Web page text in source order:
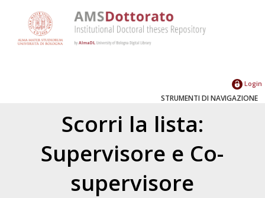
Login
STRUMENTI DI NAVIGAZIONE
Scorri la lista:
Supervisore e Co-
supervisore